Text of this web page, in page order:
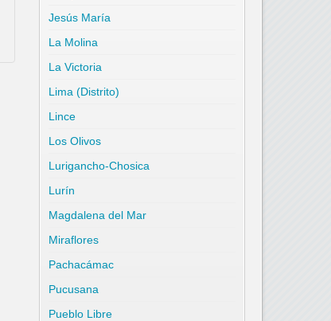
Jesús María
La Molina
La Victoria
Lima (Distrito)
Lince
Los Olivos
Lurigancho-Chosica
Lurín
Magdalena del Mar
Miraflores
Pachacámac
Pucusana
Pueblo Libre